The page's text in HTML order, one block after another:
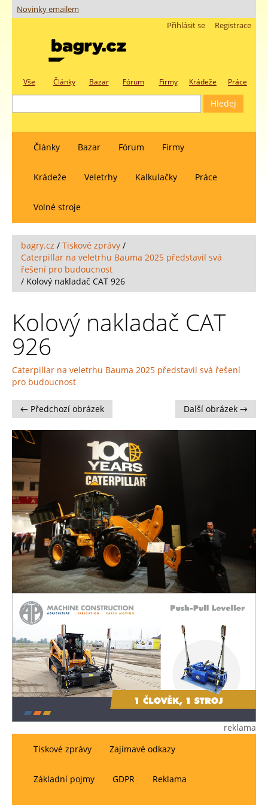
Novinky emailem
Registrace
Přihlásit se
Vše Články Bazar Fórum Firmy Krádeže Práce
Články Bazar Fórum Firmy
Krádeže Veletrhy Kalkulačky Práce
Volné stroje
bagry.cz / Tiskové zprávy /
Caterpillar na veletrhu Bauma 2025 představil svá
řešení pro budoucnost
/ Kolový nakladač CAT 926
Kolový nakladač CAT
926
Caterpillar na veletrhu Bauma 2025 představil svá řešení
pro budoucnost
← Předchozí obrázek Další obrázek →
reklama
Tiskové zprávy
Zajímavé odkazy
Základní pojmy GDPR Reklama